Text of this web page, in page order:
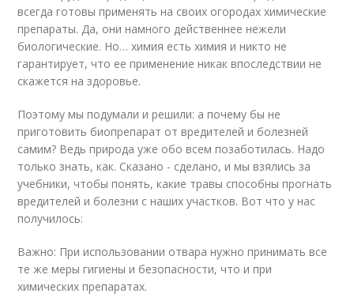
всегда готовы применять на своих огородах химические
препараты. Да, они намного действеннее нежели
биологические. Но… химия есть химия и никто не
гарантирует, что ее применение никак впоследствии не
скажется на здоровье.
Поэтому мы подумали и решили: а почему бы не
приготовить биопрепарат от вредителей и болезней
самим? Ведь природа уже обо всем позаботилась. Надо
только знать, как. Сказано - сделано, и мы взялись за
учебники, чтобы понять, какие травы способны прогнать
вредителей и болезни с наших участков. Вот что у нас
получилось:
Важно: При использовании отвара нужно принимать все
те же меры гигиены и безопасности, что и при
химических препаратах.